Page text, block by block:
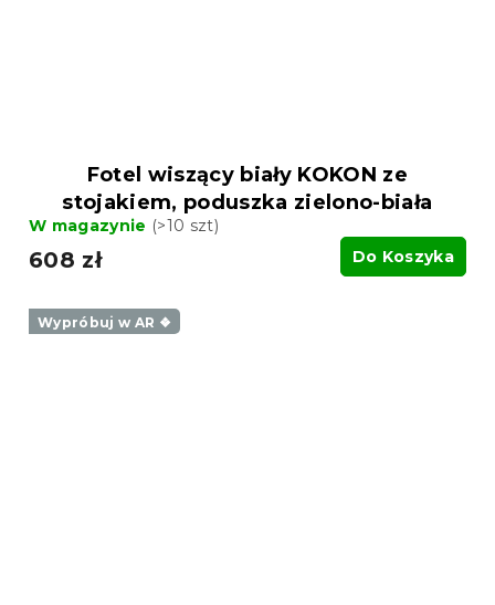
Fotel wiszący biały KOKON ze
stojakiem, poduszka zielono-biała
W magazynie (>10 szt)
608 zł Do Koszyka
Wypróbuj w AR ❖